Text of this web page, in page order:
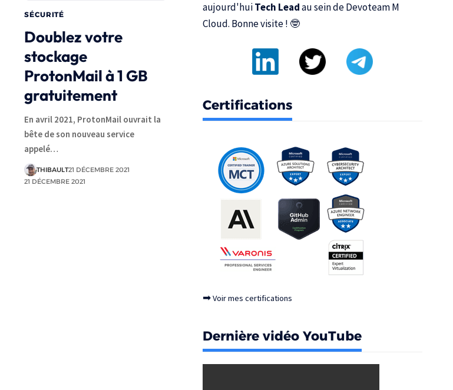
SÉCURITÉ
Doublez votre
stockage
ProtonMail à 1 GB
gratuitement
En avril 2021, ProtonMail ouvrait la
bête de son nouveau service
appelé…
THIBAULT21 DÉCEMBRE 2021
21 DÉCEMBRE 2021
aujourd'huiTech Leadau sein deDevoteam M
Cloud. Bonne visite ! 🤓
Certifications
➡Voir mes certifications
Dernière vidéo YouTube